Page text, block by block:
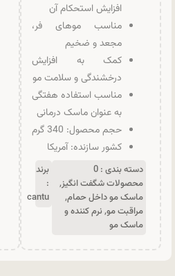
افزایش استحکام آن
مناسب موهای فر،
مجعد و ضخیم
کمک به افزایش
درخشندگی و سلامت مو
مناسب استفاده هفتگی
به عنوان ماسک درمانی
حجم محصول: 340 گرم
کشور سازنده: آمریکا
دسته بندی : 0
محصولات شگفت انگیز,
ماسک مو داخل حمام,
مراقبت مو, نرم کننده و
ماسک مو
برند
:
cantu